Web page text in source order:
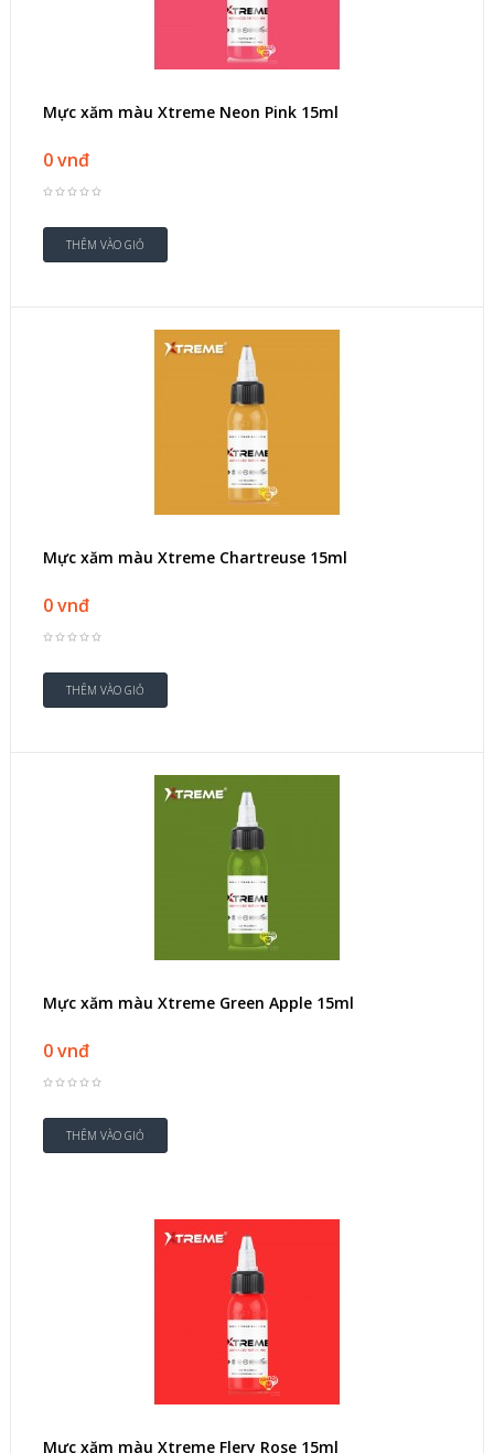
Mực xăm màu Xtreme Neon Pink 15ml
0 vnđ
Mực xăm màu Xtreme Chartreuse 15ml
0 vnđ
Mực xăm màu Xtreme Green Apple 15ml
0 vnđ
Mực xăm màu Xtreme Flery Rose 15ml